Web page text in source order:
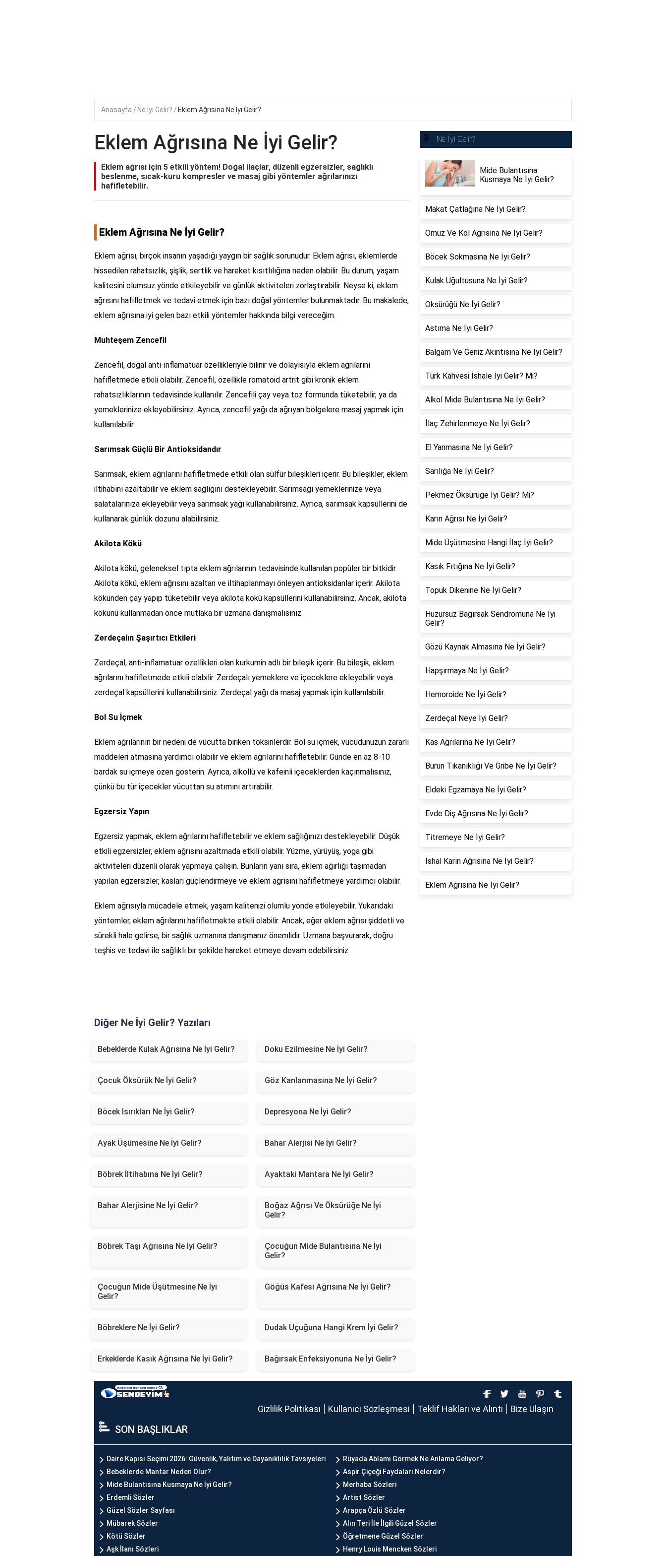
Anasayfa Ne İyi Gelir? Eklem Ağrısına Ne İyi Gelir?
Eklem Ağrısına Ne İyi Gelir?
Eklem ağrısı için 5 etkili yöntem! Doğal ilaçlar, düzenli egzersizler, sağlıklı
beslenme, sıcak-kuru kompresler ve masaj gibi yöntemler ağrılarınızı
hafifletebilir.
Eklem Ağrısına Ne İyi Gelir?
Eklem ağrısı, birçok insanın yaşadığı yaygın bir sağlık sorunudur. Eklem ağrısı, eklemlerde
hissedilen rahatsızlık, şişlik, sertlik ve hareket kısıtlılığına neden olabilir. Bu durum, yaşam
kalitesini olumsuz yönde etkileyebilir ve günlük aktiviteleri zorlaştırabilir. Neyse ki, eklem
ağrısını hafifletmek ve tedavi etmek için bazı doğal yöntemler bulunmaktadır. Bu makalede,
eklem ağrısına iyi gelen bazı etkili yöntemler hakkında bilgi vereceğim.
Muhteşem Zencefil
Zencefil, doğal anti-inflamatuar özellikleriyle bilinir ve dolayısıyla eklem ağrılarını
hafifletmede etkili olabilir. Zencefil, özellikle romatoid artrit gibi kronik eklem
rahatsızlıklarının tedavisinde kullanılır. Zencefili çay veya toz formunda tüketebilir, ya da
yemeklerinize ekleyebilirsiniz. Ayrıca, zencefil yağı da ağrıyan bölgelere masaj yapmak için
kullanılabilir.
Sarımsak Güçlü Bir Antioksidandır
Sarımsak, eklem ağrılarını hafifletmede etkili olan sülfür bileşikleri içerir. Bu bileşikler, eklem
iltihabını azaltabilir ve eklem sağlığını destekleyebilir. Sarımsağı yemeklerinize veya
salatalarınıza ekleyebilir veya sarımsak yağı kullanabilirsiniz. Ayrıca, sarımsak kapsüllerini de
kullanarak günlük dozunu alabilirsiniz.
Akilota Kökü
Akilota kökü, geleneksel tıpta eklem ağrılarının tedavisinde kullanılan popüler bir bitkidir.
Akilota kökü, eklem ağrısını azaltan ve iltihaplanmayı önleyen antioksidanlar içerir. Akilota
kökünden çay yapıp tüketebilir veya akilota kökü kapsüllerini kullanabilirsiniz. Ancak, akilota
kökünü kullanmadan önce mutlaka bir uzmana danışmalısınız.
Zerdeçalın Şaşırtıcı Etkileri
Zerdeçal, anti-inflamatuar özellikleri olan kurkumin adlı bir bileşik içerir. Bu bileşik, eklem
ağrılarını hafifletmede etkili olabilir. Zerdeçalı yemeklere ve içeceklere ekleyebilir veya
zerdeçal kapsüllerini kullanabilirsiniz. Zerdeçal yağı da masaj yapmak için kullanılabilir.
Bol Su İçmek
Eklem ağrılarının bir nedeni de vücutta biriken toksinlerdir. Bol su içmek, vücudunuzun zararlı
maddeleri atmasına yardımcı olabilir ve eklem ağrılarını hafifletebilir. Günde en az 8-10
bardak su içmeye özen gösterin. Ayrıca, alkollü ve kafeinli içeceklerden kaçınmalısınız,
çünkü bu tür içecekler vücuttan su atımını artırabilir.
Egzersiz Yapın
Egzersiz yapmak, eklem ağrılarını hafifletebilir ve eklem sağlığınızı destekleyebilir. Düşük
etkili egzersizler, eklem ağrısını azaltmada etkili olabilir. Yüzme, yürüyüş, yoga gibi
aktiviteleri düzenli olarak yapmaya çalışın. Bunların yanı sıra, eklem ağırlığı taşımadan
yapılan egzersizler, kasları güçlendirmeye ve eklem ağrısını hafifletmeye yardımcı olabilir.
Eklem ağrısıyla mücadele etmek, yaşam kalitenizi olumlu yönde etkileyebilir. Yukarıdaki
yöntemler, eklem ağrılarını hafifletmekte etkili olabilir. Ancak, eğer eklem ağrısı şiddetli ve
sürekli hale gelirse, bir sağlık uzmanına danışmanız önemlidir. Uzmana başvurarak, doğru
teşhis ve tedavi ile sağlıklı bir şekilde hareket etmeye devam edebilirsiniz.
Diğer Ne İyi Gelir? Yazıları
Bebeklerde Kulak Ağrısına Ne İyi Gelir? Doku Ezilmesine Ne İyi Gelir?
Çocuk Öksürük Ne İyi Gelir? Göz Kanlanmasına Ne İyi Gelir?
Böcek Isırıkları Ne İyi Gelir? Depresyona Ne İyi Gelir?
Ayak Üşümesine Ne İyi Gelir? Bahar Alerjisi Ne İyi Gelir?
Böbrek İltihabına Ne İyi Gelir? Ayaktaki Mantara Ne İyi Gelir?
Bahar Alerjisine Ne İyi Gelir?
Boğaz Ağrısı Ve Öksürüğe Ne İyi
Gelir?
Böbrek Taşı Ağrısına Ne İyi Gelir?
Çocuğun Mide Bulantısına Ne İyi
Gelir?
Çocuğun Mide Üşütmesine Ne İyi
Gelir?
Göğüs Kafesi Ağrısına Ne İyi Gelir?
Böbreklere Ne İyi Gelir? Dudak Uçuğuna Hangi Krem İyi Gelir?
Erkeklerde Kasık Ağrısına Ne İyi Gelir? Bağırsak Enfeksiyonuna Ne İyi Gelir?
Ne İyi Gelir?
Mide Bulantısına
Kusmaya Ne İyi Gelir?
Makat Çatlağına Ne İyi Gelir?
Omuz Ve Kol Ağrısına Ne İyi Gelir?
Böcek Sokmasına Ne İyi Gelir?
Kulak Uğultusuna Ne İyi Gelir?
Öksürüğü Ne İyi Gelir?
Astıma Ne İyi Gelir?
Balgam Ve Geniz Akıntısına Ne İyi Gelir?
Türk Kahvesi İshale İyi Gelir? Mi?
Alkol Mide Bulantısına Ne İyi Gelir?
İlaç Zehirlenmeye Ne İyi Gelir?
El Yanmasına Ne İyi Gelir?
Sarılığa Ne İyi Gelir?
Pekmez Öksürüğe İyi Gelir? Mi?
Karın Ağrısı Ne İyi Gelir?
Mide Üşütmesine Hangi İlaç İyi Gelir?
Kasık Fıtığına Ne İyi Gelir?
Topuk Dikenine Ne İyi Gelir?
Huzursuz Bağırsak Sendromuna Ne İyi
Gelir?
Gözü Kaynak Almasına Ne İyi Gelir?
Hapşırmaya Ne İyi Gelir?
Hemoroide Ne İyi Gelir?
Zerdeçal Neye İyi Gelir?
Kas Ağrılarına Ne İyi Gelir?
Burun Tıkanıklığı Ve Gribe Ne İyi Gelir?
Eldeki Egzamaya Ne İyi Gelir?
Evde Diş Ağrısına Ne İyi Gelir?
Titremeye Ne İyi Gelir?
İshal Karın Ağrısına Ne İyi Gelir?
Eklem Ağrısına Ne İyi Gelir?
Gizlilik Politikası Kullanıcı Sözleşmesi Teklif Hakları ve Alıntı Bize Ulaşın
SON BAŞLIKLAR
Daire Kapısı Seçimi 2026: Güvenlik, Yalıtım ve Dayanıklılık Tavsiyeleri
Rüyada Ablamı Görmek Ne Anlama Geliyor?
Bebeklerde Mantar Neden Olur?
Aspir Çiçeği Faydaları Nelerdir?
Mide Bulantısına Kusmaya Ne İyi Gelir?
Merhaba Sözleri
Erdemli Sözler
Artist Sözler
Güzel Sözler Sayfası
Arapça Özlü Sözler
Mübarek Sözler
Alın Teri İle İlgili Güzel Sözler
Kötü Sözler
Öğretmene Güzel Sözler
Aşk İlanı Sözleri
Henry Louis Mencken Sözleri